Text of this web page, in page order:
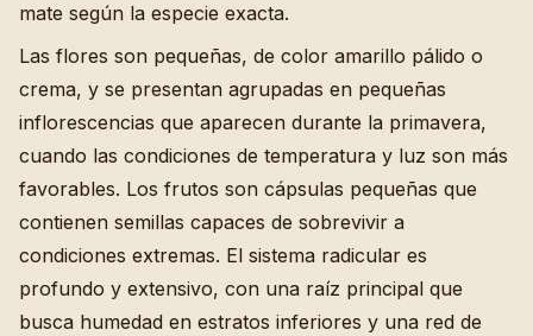
mate según la especie exacta.
Las flores son pequeñas, de color amarillo pálido o
crema, y se presentan agrupadas en pequeñas
inflorescencias que aparecen durante la primavera,
cuando las condiciones de temperatura y luz son más
favorables. Los frutos son cápsulas pequeñas que
contienen semillas capaces de sobrevivir a
condiciones extremas. El sistema radicular es
profundo y extensivo, con una raíz principal que
busca humedad en estratos inferiores y una red de